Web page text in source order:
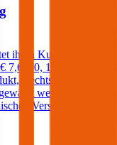
ihren Kunden in der
10, 15 und 20
Rechtsschutz
werden. Einen
Versicherung